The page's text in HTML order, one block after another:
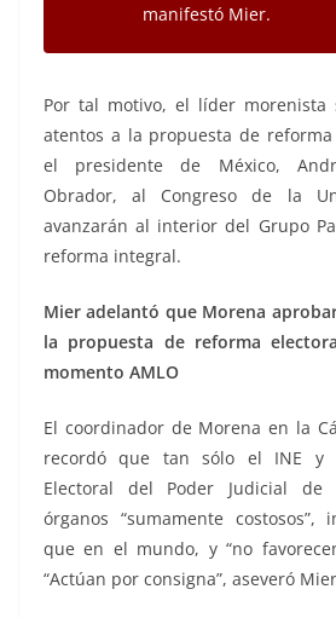
manifestó Mier.
Por tal motivo, el líder morenista
atentos a la propuesta de
el presidente de México,
Obrador, al Congreso de la
avanzarán al interior del Grupo
reforma integral.
Mier adelantó que Morena
la propuesta de reforma
momento AMLO
El coordinador de Morena en la
recordó que tan sólo el INE y
Electoral del Poder Judicial de
órganos “sumamente costosos”,
que en el mundo, y “no
“Actúan por consigna”, aseveró